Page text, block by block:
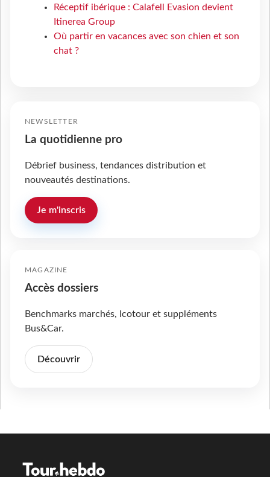
Réceptif ibérique : Calafell Evasion devient
Itinerea Group
Où partir en vacances avec son chien et son
chat ?
NEWSLETTER
La quotidienne pro
Débrief business, tendances distribution et
nouveautés destinations.
Je m'inscris
MAGAZINE
Accès dossiers
Benchmarks marchés, Icotour et suppléments
Bus&Car.
Découvrir